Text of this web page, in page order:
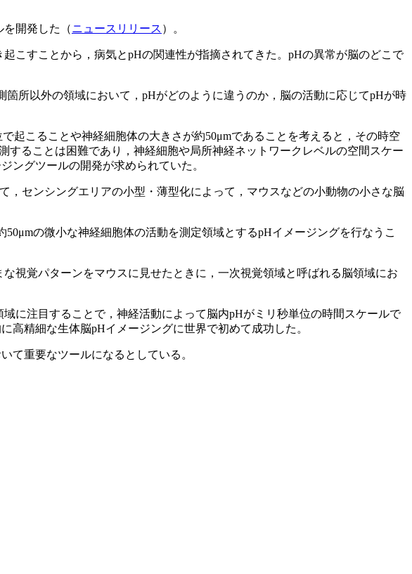
開発した（ニュースリリース ）。
こすことから，病気とpHの関連性が指摘されてきた。pHの異常が脳のどこで
所以外の領域において，pHがどのように違うのか，脳の活動に応じてpHが時
起こることや神経細胞体の大きさが約50μmであることを考えると，その時空
することは困難であり，神経細胞や局所神経ネットワークレベルの空間スケー
ングツールの開発が求められていた。
，センシングエリアの小型・薄型化によって，マウスなどの小動物の小さな脳
の微小な神経細胞体の活動を測定領域とするpHイメージングを行なうこ
視覚パターンをマウスに見せたときに，一次視覚領域と呼ばれる脳領域にお
に注目することで，神経活動によって脳内pHがミリ秒単位の時間スケールで
精細な生体脳pHイメージングに世界で初めて成功した。
て重要なツールになるとしている。